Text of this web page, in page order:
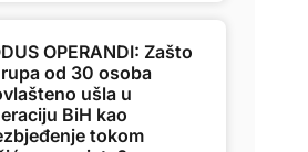
OPERANDI: Zašto
od 30 osoba
ušla u
BiH kao
tokom